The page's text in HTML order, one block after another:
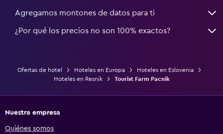
Agregamos montones de datos para ti
¿Por qué los precios no son 100% exactos?
Ofertas de hotel Hoteles en Europa
Hoteles en Eslovenia
Hoteles en Resnik
Tourist Farm Pacnik
Nuestra empresa
Quiénes somos